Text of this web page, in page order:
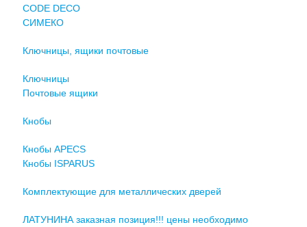
СODE DECO
СИМЕКО
Ключницы, ящики почтовые
Ключницы
Почтовые ящики
Кнобы
Кнобы APECS
Кнобы ISPARUS
Комплектующие для металлических дверей
ЛАТУНИНА заказная позиция!!! цены необходимо